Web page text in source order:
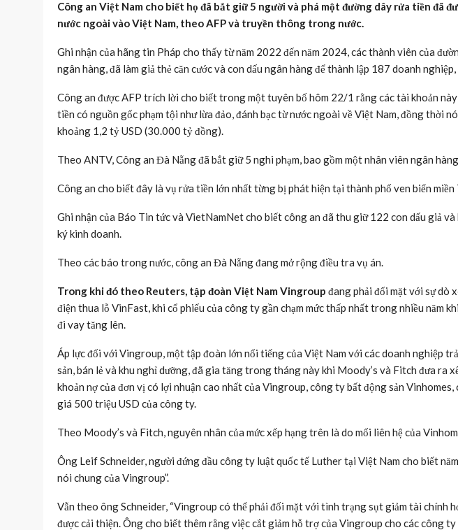
Công an Việt Nam cho biết họ đã bắt giữ 5 người và phá một đường dây rửa tiền đã
nước ngoài vào Việt Nam, theo AFP và truyền thông trong nước.
Ghi nhận của hãng tin Pháp cho thấy từ năm 2022 đến năm 2024, các thành viên của
ngân hàng, đã làm giả thẻ căn cước và con dấu ngân hàng để thành lập 187 doanh
Công an được AFP trích lời cho biết trong một tuyên bố hôm 22/1 rằng các tài khoản này
tiền có nguồn gốc phạm tội như lừa đảo, đánh bạc từ nước ngoài về Việt Nam, đồng thời
khoảng 1,2 tỷ USD (30.000 tỷ đồng).
Theo ANTV, Công an Đà Nẵng đã bắt giữ 5 nghi phạm, bao gồm một nhân viên ngân
Công an cho biết đây là vụ rửa tiền lớn nhất từng bị phát hiện tại thành phố ven biển miền
Ghi nhận của Báo Tin tức và VietNamNet cho biết công an đã thu giữ 122 con dấu giả
ký kinh doanh.
Theo các báo trong nước, công an Đà Nẵng đang mở rộng điều tra vụ án.
Trong khi đó theo Reuters, tập đoàn Việt Nam Vingroup đang phải đối mặt với sự dò
điện thua lỗ VinFast, khi cổ phiếu của công ty gần chạm mức thấp nhất trong nhiều năm
đi vay tăng lên.
Áp lực đối với Vingroup, một tập đoàn lớn nổi tiếng của Việt Nam với các doanh nghiệp
sản, bán lẻ và khu nghỉ dưỡng, đã gia tăng trong tháng này khi Moody’s và Fitch đưa ra
khoản nợ của đơn vị có lợi nhuận cao nhất của Vingroup, công ty bất động sản
giá 500 triệu USD của công ty.
Theo Moody’s và Fitch, nguyên nhân của mức xếp hạng trên là do mối liên hệ của
Ông Leif Schneider, người đứng đầu công ty luật quốc tế Luther tại Việt Nam cho biết
nói chung của Vingroup”.
Vẫn theo ông Schneider, “Vingroup có thể phải đối mặt với tình trạng sụt giảm tài chính
được cải thiện. Ông cho biết thêm rằng việc cắt giảm hỗ trợ của Vingroup cho các công